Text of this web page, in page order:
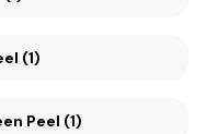
(1)
Peel (1)